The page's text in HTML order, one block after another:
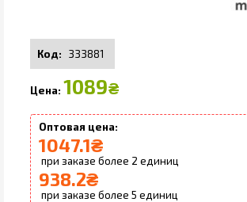
333881
1089₴
1047.1₴
2
938.2₴
5